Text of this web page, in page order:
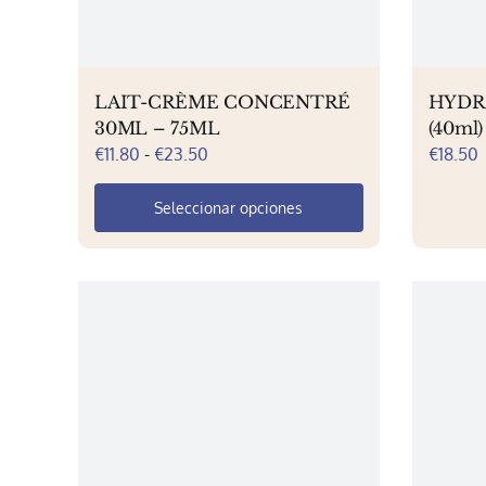
LAIT-CRÈME CONCENTRÉ
30ML – 75ML
€11.80 - €23.50
de
precios:
desde
Seleccionar opciones
Este
(40ml)
€18.50